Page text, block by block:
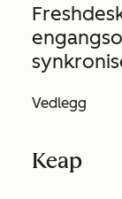
Vedlegg
Keap